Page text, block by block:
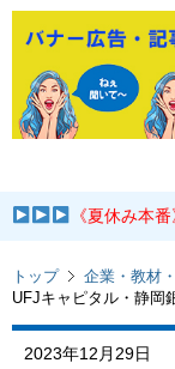
《夏休み本
トップ 企業・教材
UFJキャピタル・静岡
2023年12月29日